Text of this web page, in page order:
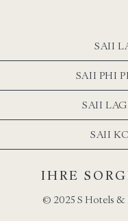
SAII
SAII PHI
SAII
SAII
IHRE
© 2025 S Hotels &